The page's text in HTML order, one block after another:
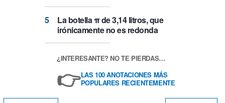
La botella π de 3,14 litros, que
irónicamente no es redonda
¿INTERESANTE? NO TE PIERDAS…
👉LAS 100 ANOTACIONES MÁS
POPULARES RECIENTEMENTE